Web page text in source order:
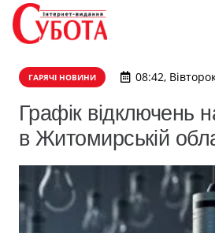
ГАРЯЧІ НОВИНИ 08:42,
Графік відключень
в Житомирській